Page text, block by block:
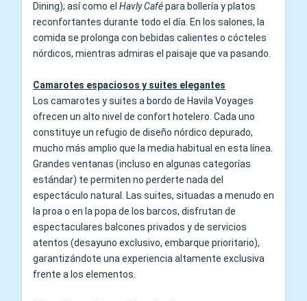
Dining); así como el Havly Cafépara bollería y platos
reconfortantes durante todo el día. En los salones, la
comida se prolonga con bebidas calientes o cócteles
nórdicos, mientras admiras el paisaje que va pasando.
Camarotes espaciosos y suites elegantes
Los camarotes y suites a bordo de Havila Voyages
ofrecen un alto nivel de confort hotelero. Cada uno
constituye un refugio de diseño nórdico depurado,
mucho más amplio que la media habitual en esta línea.
Grandes ventanas (incluso en algunas categorías
estándar) te permiten no perderte nada del
espectáculo natural. Las suites, situadas a menudo en
la proa o en la popa de los barcos, disfrutan de
espectaculares balcones privados y de servicios
atentos (desayuno exclusivo, embarque prioritario),
garantizándote una experiencia altamente exclusiva
frente a los elementos.